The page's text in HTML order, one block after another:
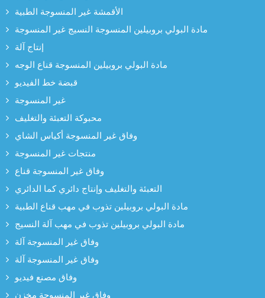
الأقمشة غير المنسوجة الطبية
مادة البولي بروبيلين المنسوجة النسيج غير المنسوجة
إنتاج آلة
مادة البولي بروبيلين المنسوجة قناع الوجه
قبضة خط الفيديو
غير المنسوجة
محبوكة التعبئة والتغليف
وفاق غير المنسوجة أكياس الشاي
منتجات غير المنسوجة
وفاق غير المنسوجة قناع
التعبئة والتغليف وإنتاج دائري كما الدائري
مادة البولي بروبيلين تذوب في مهب قناع الطبية
مادة البولي بروبيلين تذوب في مهب آلة النسيج
وفاق غير المنسوجة آلة
وفاق غير المنسوجة آلة
وفاق مصنع فيديو
وفاق غير المنسوجة مخزن